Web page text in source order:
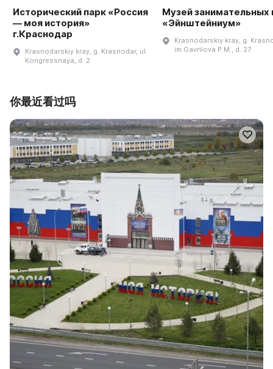
Исторический парк «Россия
— моя история»
г.Краснодар
Krasnodarskiy kray, g. Krasnodar, ul.
Kongressnaya, d. 2
Музей занимательных
«Эйнштейниум»
Krasnodarskiy kray, g.
im Gavrilova P.M., d. 27
你最近看过吗